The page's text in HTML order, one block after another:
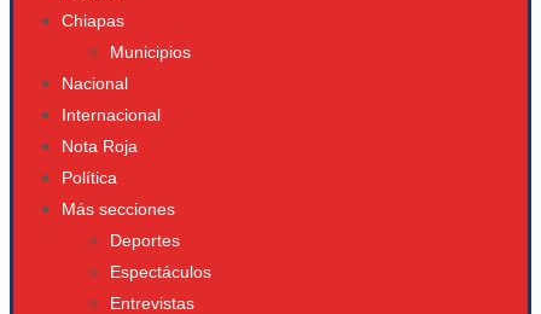
Chiapas
Municipios
Nacional
Internacional
Nota Roja
Política
Más secciones
Deportes
Espectáculos
Entrevistas